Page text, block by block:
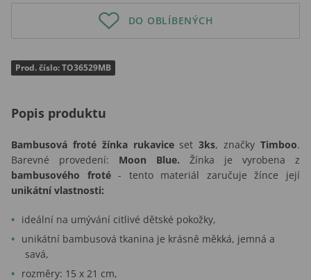
DO OBLÍBENÝCH
Prod. číslo: TO36529MB
Popis produktu
Bambusová froté žínka rukavice set3ks, značkyTimboo.
Barevné provedení: Moon Blue. Žínka je vyrobena z
bambusového froté- tento materiál zaručuje žínce její
unikátní vlastnosti:
ideální na umývání citlivé dětské pokožky,
unikátní bambusová tkanina je krásně měkká, jemná a
savá,
rozměry: 15 x 21 cm,